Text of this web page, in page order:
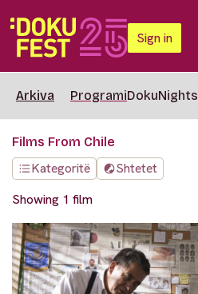
Sign in
Arkiva ProgramiDokuNights
Films From Chile
Kategoritë
Shtetet
Showing 1 film